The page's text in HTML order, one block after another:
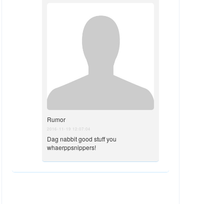
Rumor
2016-11-19 12:07:04
Dag nabbit good stuff you
whaerppsnippers!